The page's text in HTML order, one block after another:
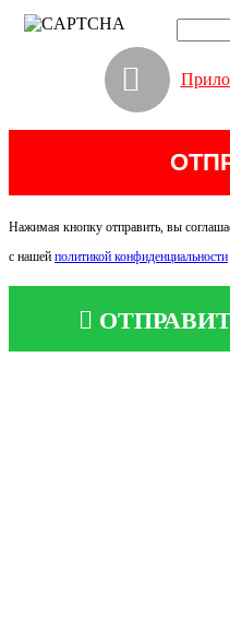
Нажимая кнопку отправить, вы
с нашей политикой конфиденциальности